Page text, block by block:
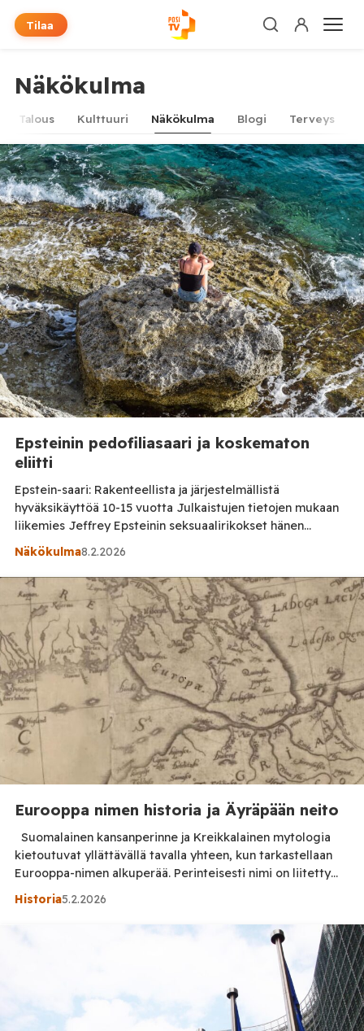
Tilaa
Näkökulma
Talous Kulttuuri Näkökulma Blogi Terveys
Epsteinin pedofiliasaari ja koskematon
eliitti
Epstein-saari: Rakenteellista ja järjestelmällistä
hyväksikäyttöä 10-15 vuotta Julkaistujen tietojen mukaan
liikemies Jeffrey Epsteinin seksuaalirikokset hänen
yksityissaarellaan jatkuivat arviolta 10–15 vuotta. Arviolta
kautta hyväksikäytetyksi hänen eliittiverkostossaan.
Epstein toimi New Yorkista ja Floridasta ja sai nuoret sekä
alaikäiset houkuteltua tarjoamalla mallintöitä, luksuslahjoja
sekä eristämällä heidät aikuisista. Saarella on käynyt […]
Näkökulma8.2.2026
Eurooppa nimen historia ja Äyräpään neito
Suomalainen kansanperinne ja Kreikkalainen mytologia
kietoutuvat yllättävällä tavalla yhteen, kun tarkastellaan
Eurooppa-nimen alkuperää. Perinteisesti nimi on liitetty
Zeuksen rakastajattareen, Foiniakialaisen prinsessa
Kreetalle. Mutta entä jos tarinan juuret ovatkin pohjoisessa
– Äyräpäässä, historiallisessa asutuskeskuksessa, jonka
nimi kantaa vuosisatojen painoa? Vesihiisi ja valkoinen sonni
Historia5.2.2026